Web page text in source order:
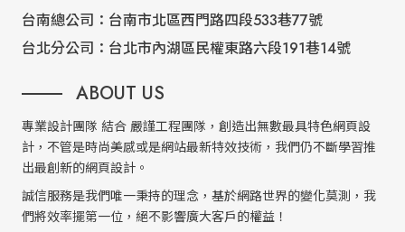
台南總公司： 台南市北區西門路四段533巷77號
台北分公司： 台北市內湖區民權東路六段191巷14號
ABOUT US
專業設計團隊 結合 嚴謹工程團隊，創造出無數最具特色網頁設
計，不管是時尚美感或是網站最新特效技術，我們仍不斷學習推
出最創新的網頁設計。
誠信服務是我們唯一秉持的理念，基於網路世界的變化莫測，我
們將效率擺第一位，絕不影響廣大客戶的權益！